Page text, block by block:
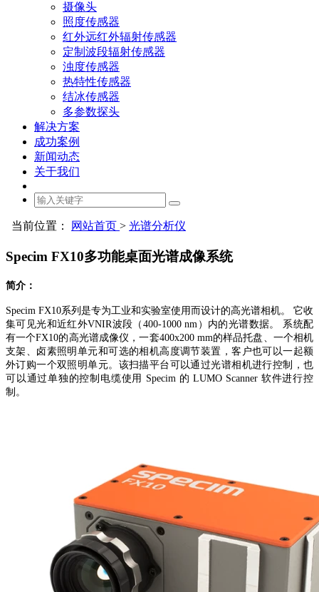
摄像头
照度传感器
红外远红外辐射传感器
定制波段辐射传感器
浊度传感器
热特性传感器
结冰传感器
多参数探头
解决方案
成功案例
新闻动态
关于我们
当前位置： 网站首页 > 光谱分析仪
Specim FX10多功能桌面光谱成像系统
简介：
Specim FX10系列是专为工业和实验室使用而设计的高光谱相机。 它收
集可见光和近红外VNIR波段（400-1000 nm）内的光谱数据。 系统配
有一个FX10的高光谱成像仪，一套400x200 mm的样品托盘、一个相机
支架、卤素照明单元和可选的相机高度调节装置，客户也可以一起额
外订购一个双照明单元。该扫描平台可以通过光谱相机进行控制，也
可以通过单独的控制电缆使用 Specim 的 LUMO Scanner 软件进行控
制。